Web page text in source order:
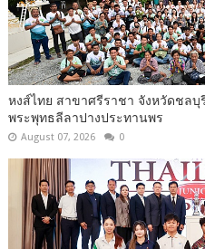
หงส์ไทย สาขาศรีราชา จังหวัดชล
พระพุทธลีลาปางประทานพร
August 07, 2026 0